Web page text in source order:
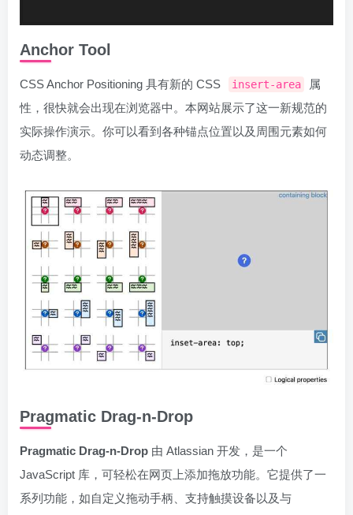
Anchor Tool
CSS Anchor Positioning 具有新的 CSS insert-area
属
性，很快就会出现在浏览器中。本网站展示了这一新规范的
实际操作演示。你可以看到各种锚点位置以及周围元素如何
动态调整。
Pragmatic Drag-n-Drop
Pragmatic Drag-n-Drop 由 Atlassian 开发，是一个
JavaScript 库，可轻松在网页上添加拖放功能。它提供了一
系列功能，如自定义拖动手柄、支持触摸设备以及与